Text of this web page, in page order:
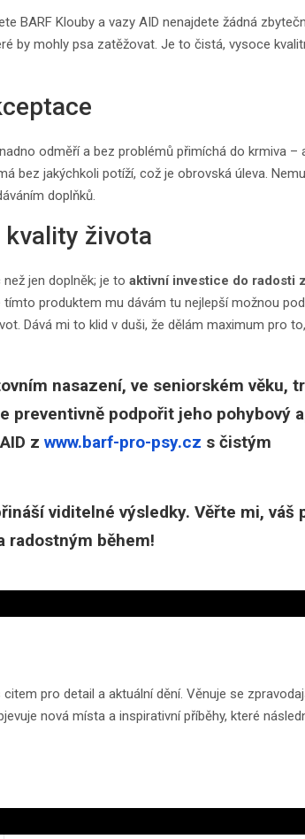
BARF Klouby a vazy AID nenajdete žádná
by mohly psa zatěžovat. Je to čistá, vysoce
odměří a bez problémů přimíchá do krmiva –
bez jakýchkoli potíží, což je obrovská úleva.
doplňků.
života
jen doplněk; je to aktivní investice do radosti z
tímto produktem mu dávám tu nejlepší možnou
Dává mi to klid v duši, že dělám maximum pro
nasazení, ve seniorském věku,
preventivně podpořit jeho pohybový
z www.barf-pro-psy.cz s čistým
viditelné výsledky. Věřte mi, váš
radostným během!
pro detail a aktuální dění. Věnuje se
nová místa a inspirativní příběhy, které